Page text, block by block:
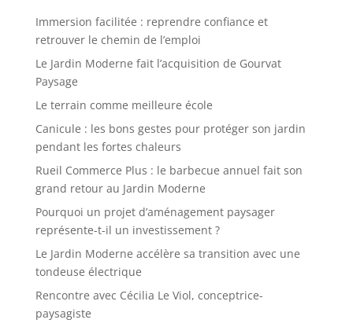
Immersion facilitée : reprendre confiance et
retrouver le chemin de l’emploi
Le Jardin Moderne fait l’acquisition de Gourvat
Paysage
Le terrain comme meilleure école
Canicule : les bons gestes pour protéger son jardin
pendant les fortes chaleurs
Rueil Commerce Plus : le barbecue annuel fait son
grand retour au Jardin Moderne
Pourquoi un projet d’aménagement paysager
représente-t-il un investissement ?
Le Jardin Moderne accélère sa transition avec une
tondeuse électrique
Rencontre avec Cécilia Le Viol, conceptrice-
paysagiste